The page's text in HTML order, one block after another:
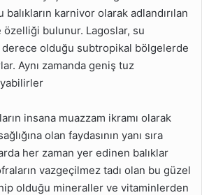
balıkların karnivor olarak adlandırılan
özelliği bulunur. Lagoslar, su
derece olduğu subtropikal bölgelerde
Aynı zamanda geniş tuz
insana muazzam ikramı olarak
olan faydasının yanı sıra
her zaman yer edinen balıklar
vazgeçilmez tadı olan bu güzel
olduğu mineraller ve vitaminlerden